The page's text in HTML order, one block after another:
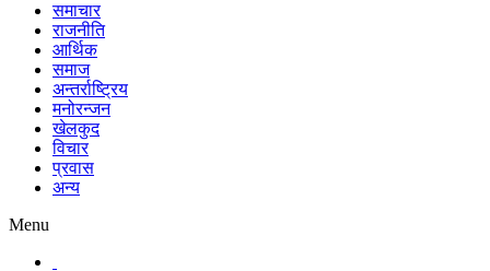
समाचार
राजनीति
आर्थिक
समाज
अन्तर्राष्ट्रिय
मनोरन्जन
खेलकुद
विचार
प्रवास
अन्य
Menu